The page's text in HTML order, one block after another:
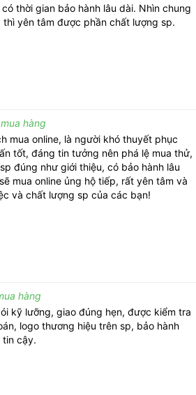
thời gian bảo hành lâu dài. Nhìn chung
thì yên tâm được phần chất lượng sp.
hàng
mua online, là người khó thuyết phục
tốt, đáng tin tưởng nên phá lệ mua thử,
đúng như giới thiệu, có bảo hành lâu
mua online ủng hộ tiếp, rất yên tâm và
và chất lượng sp của các bạn!
hàng
kỹ lưỡng, giao đúng hẹn, được kiểm tra
logo thương hiệu trên sp, bảo hành
tin cậy.